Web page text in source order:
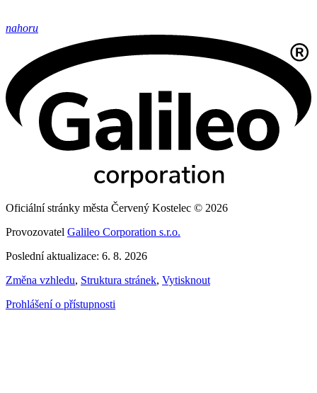
nahoru
Oficiální stránky města Červený Kostelec © 2026
Provozovatel Galileo Corporation s.r.o.
Poslední aktualizace: 6. 8. 2026
Změna vzhledu, Struktura stránek, Vytisknout
Prohlášení o přístupnosti